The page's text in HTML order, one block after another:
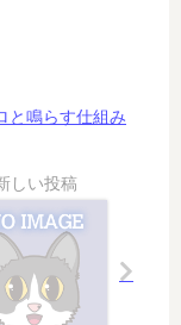
と鳴らす仕組み